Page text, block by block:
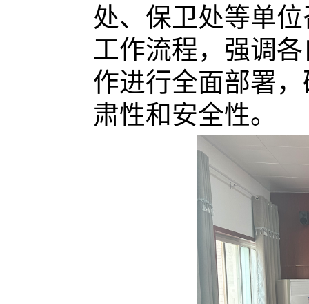
处、保卫处等单
工作流程，强调
作进行全面部署
肃性和安全性。